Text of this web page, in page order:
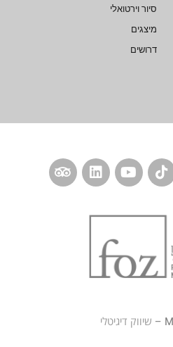
סיור וירטואלי
מיצגים
דרושים
שיווק דיגיטלי